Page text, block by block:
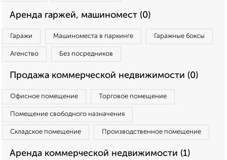
Аренда гаржей, машиномест (0)
Гаражи Машиноместа в паркинге Гаражные боксы
Агенство Без посредников
Продажа коммерческой недвижимости (0)
Офисное помещение Торговое помещение
Помещение свободного назначения
Складское помещение Производственное помещение
Аренда коммерческой недвижимости (1)